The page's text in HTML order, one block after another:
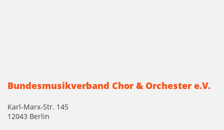
Bundesmusikverband Chor & Orchester e.V.
Karl-Marx-Str. 145
12043 Berlin